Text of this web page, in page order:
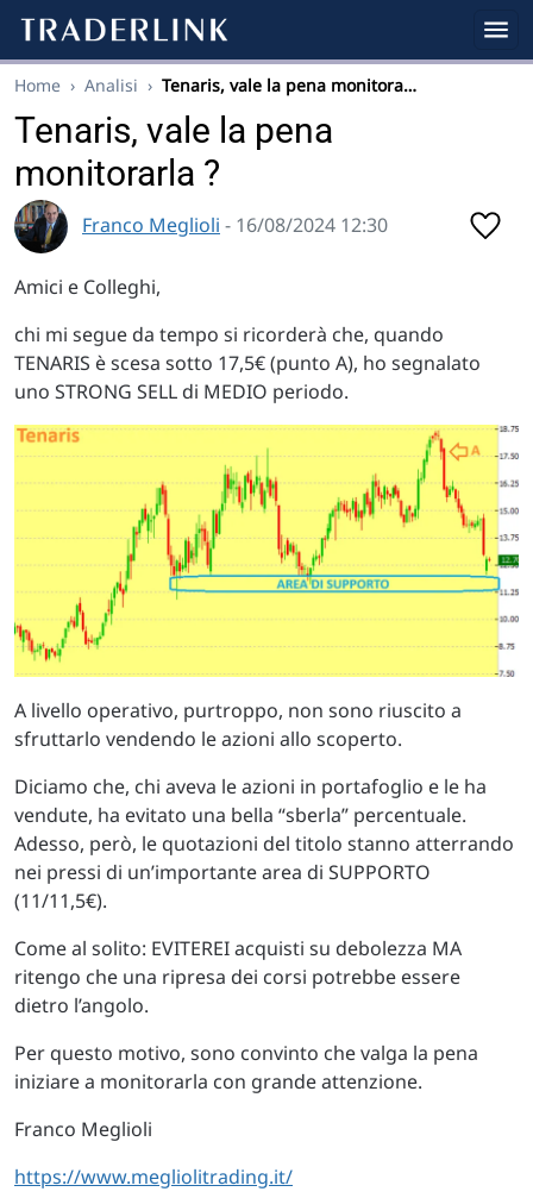
Home › Analisi › Tenaris, vale la pena monitora…
Tenaris, vale la pena
monitorarla ?
Franco Meglioli - 16/08/2024 12:30
Amici e Colleghi,
chi mi segue da tempo si ricorderà che, quando
TENARIS è scesa sotto 17,5€ (punto A), ho segnalato
uno STRONG SELL di MEDIO periodo.
A livello operativo, purtroppo, non sono riuscito a
sfruttarlo vendendo le azioni allo scoperto.
Diciamo che, chi aveva le azioni in portafoglio e le ha
vendute, ha evitato una bella “sberla” percentuale.
Adesso, però, le quotazioni del titolo stanno atterrando
nei pressi di un’importante area di SUPPORTO
(11/11,5€).
Come al solito: EVITEREI acquisti su debolezza MA
ritengo che una ripresa dei corsi potrebbe essere
dietro l’angolo.
Per questo motivo, sono convinto che valga la pena
iniziare a monitorarla con grande attenzione.
Franco Meglioli
https://www.megliolitrading.it/